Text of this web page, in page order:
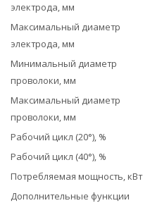
электрода, мм
Максимальный диаметр
электрода, мм
Минимальный диаметр
проволоки, мм
Максимальный диаметр
проволоки, мм
Рабочий цикл (20°), %
Рабочий цикл (40°), %
Потребляемая мощность, кВт
Дополнительные функции